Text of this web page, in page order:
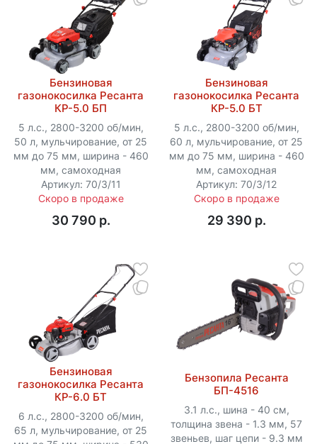
Бензиновая
газонокосилка Ресанта
КР-5.0 БП
5 л.с., 2800-3200 об/мин,
50 л, мульчирование, от 25
мм до 75 мм, ширина - 460
мм, самоходная
Артикул: 70/3/11
Скоро в продаже
30 790 p.
Бензиновая
газонокосилка Ресанта
КР-5.0 БТ
5 л.с., 2800-3200 об/мин,
60 л, мульчирование, от 25
мм до 75 мм, ширина - 460
мм, самоходная
Артикул: 70/3/12
Скоро в продаже
29 390 p.
Бензиновая
газонокосилка Ресанта
КР-6.0 БТ
6 л.с., 2800-3200 об/мин,
65 л, мульчирование, от 25
Бензопила Ресанта
БП-4516
3.1 л.с., шина - 40 см,
толщина звена - 1.3 мм, 57
звеньев, шаг цепи - 9.3 мм